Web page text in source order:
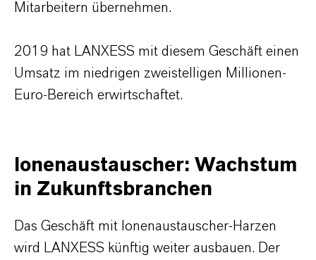
Mitarbeitern übernehmen.
2019 hat LANXESS mit diesem Geschäft einen
Umsatz im niedrigen zweistelligen Millionen-
Euro-Bereich erwirtschaftet.
Ionenaustauscher: Wachstum
in Zukunftsbranchen
Das Geschäft mit Ionenaustauscher-Harzen
wird LANXESS künftig weiter ausbauen. Der